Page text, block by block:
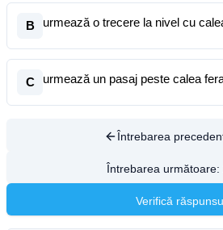
B urmează o trecere la nivel cu
C urmează un pasaj peste calea
Întrebarea
Întrebarea următoare:
Verifică